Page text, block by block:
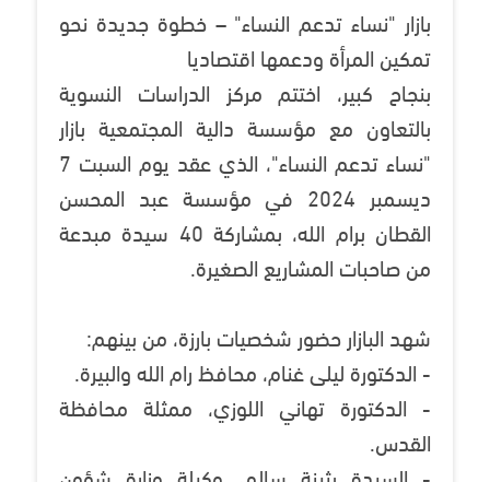
بازار "نساء تدعم النساء" – خطوة جديدة نحو
تمكين المرأة ودعمها اقتصاديا
بنجاح كبير، اختتم مركز الدراسات النسوية
بالتعاون مع مؤسسة دالية المجتمعية بازار
"نساء تدعم النساء"، الذي عقد يوم السبت 7
ديسمبر 2024 في مؤسسة عبد المحسن
القطان برام الله، بمشاركة 40 سيدة مبدعة
من صاحبات المشاريع الصغيرة.
شهد البازار حضور شخصيات بارزة، من بينهم:
- الدكتورة ليلى غنام، محافظ رام الله والبيرة.
- الدكتورة تهاني اللوزي، ممثلة محافظة
القدس.